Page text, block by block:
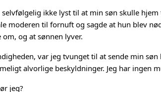
ikke lyst til at min søn skulle
moderen til fornuft og sagde at hun blev
og at sønnen lyver.
var jeg tvunget til at sende min
alvorlige beskyldninger. Jeg har ingen
jeg?